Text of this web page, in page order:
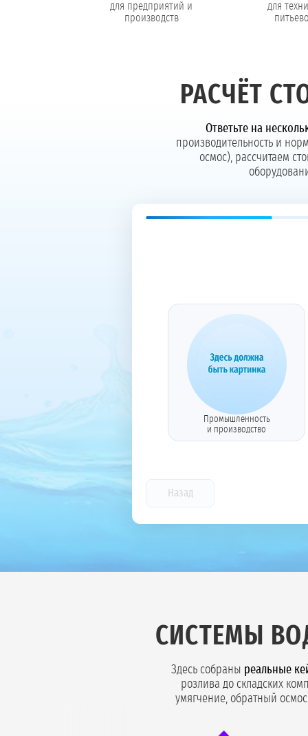
для предприятий и
производств
для
РАСЧЁТ
Ответьте на
производительность и
осмос), рассчитаем
Промышленность
и производство
Назад
СИСТЕМЫ
Здесь собраны реальные
розлива до складских
умягчение, обратный